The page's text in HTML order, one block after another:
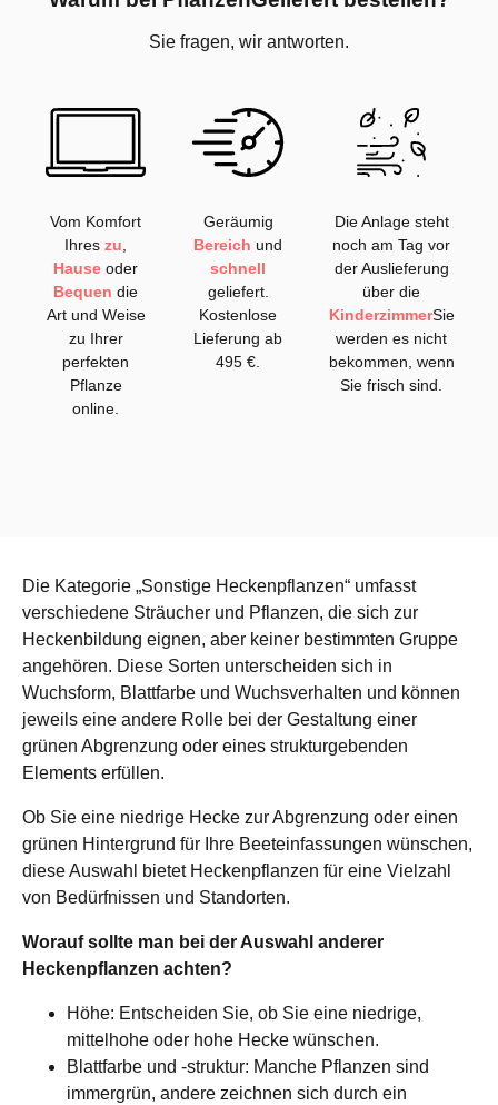
Sie fragen, wir antworten.
Vom Komfort
Ihreszu
Hause oder
Bequen die
Art und Weise
zu Ihrer
perfekten
Pflanze
online.
Geräumig
Bereich und
schnell
geliefert.
Kostenlose
Lieferung ab
495 €.
Die Anlage steht
noch am Tag vor
der Auslieferung
über die
KinderzimmerSie
werden es nicht
bekommen, wenn
Sie frisch sind.
Die Kategorie „Sonstige Heckenpflanzen“ umfasst
verschiedene Sträucher und Pflanzen, die sich zur
Heckenbildung eignen, aber keiner bestimmten Gruppe
angehören. Diese Sorten unterscheiden sich in
Wuchsform, Blattfarbe und Wuchsverhalten und können
jeweils eine andere Rolle bei der Gestaltung einer
grünen Abgrenzung oder eines strukturgebenden
Elements erfüllen.
Ob Sie eine niedrige Hecke zur Abgrenzung oder einen
grünen Hintergrund für Ihre Beeteinfassungen wünschen,
diese Auswahl bietet Heckenpflanzen für eine Vielzahl
von Bedürfnissen und Standorten.
Worauf sollte man bei der Auswahl anderer
Heckenpflanzen achten?
Höhe: Entscheiden Sie, ob Sie eine niedrige,
mittelhohe oder hohe Hecke wünschen.
Blattfarbe und -struktur: Manche Pflanzen sind
immergrün, andere zeichnen sich durch ein